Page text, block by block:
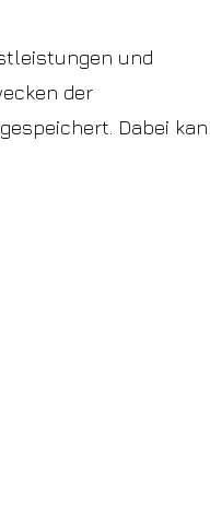
und
der
Dabei